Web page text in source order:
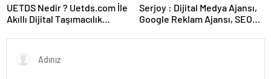
UETDS Nedir ? Uetds.com İle
Akıllı Dijital Taşımacılık
Serjoy : Dijital Medya Ajansı,
Google Reklam Ajansı, SEO